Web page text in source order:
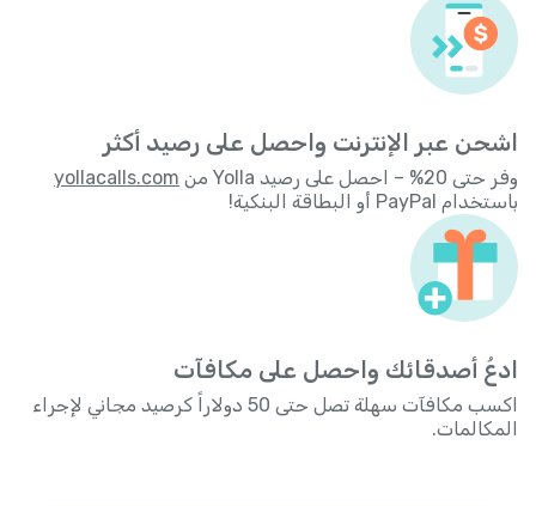
اشحن عبر الإنترنت واحصل على رصيد أكثر
وفر حتى 20% – احصل على رصيد Yolla من
yollacalls.com
باستخدام PayPal أو البطاقة البنكية!
ادعُ أصدقائك واحصل على مكافآت
اكسب مكافآت سهلة تصل حتى 50 دولاراً كرصيد مجاني لإجراء
المكالمات.